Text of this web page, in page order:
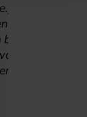
op de dag
met een
je het aan
zijn blij als